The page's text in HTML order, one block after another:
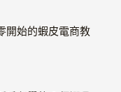
開始的蝦皮電商教